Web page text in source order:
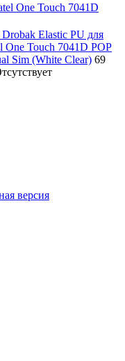
One Touch 7041D
Elastic PU для
One Touch 7041D POP
Sim (White Clear) 69
версия